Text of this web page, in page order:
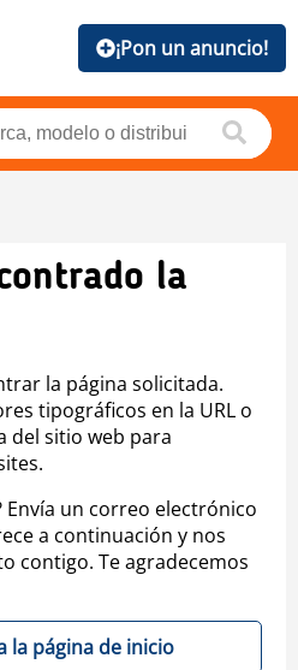
¡Pon un anuncio!
la
la página solicitada.
tipográficos en la URL o
del sitio web para
un correo electrónico
a continuación y nos
contigo. Te agradecemos
la página de inicio